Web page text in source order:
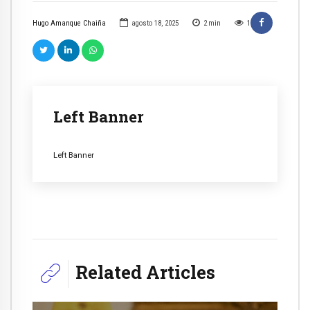
Hugo Amanque Chaiña agosto 18, 2025 2 min 1
Left Banner
Left Banner
Related Articles